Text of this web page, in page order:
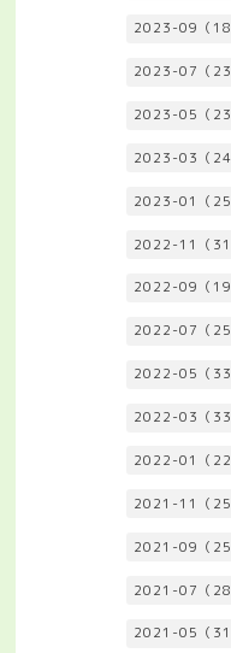
2023-09（18
2023-07（23
2023-05（23
2023-03（24
2023-01（25
2022-11（31
2022-09（19
2022-07（25
2022-05（33
2022-03（33
2022-01（22
2021-11（25
2021-09（25
2021-07（28
2021-05（31